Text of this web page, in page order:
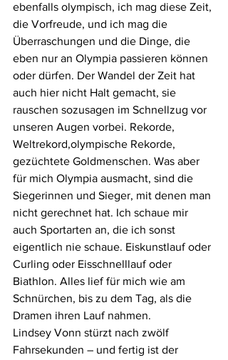
ebenfalls olympisch, ich mag diese Zeit,
die Vorfreude, und ich mag die
Überraschungen und die Dinge, die
eben nur an Olympia passieren können
oder dürfen. Der Wandel der Zeit hat
auch hier nicht Halt gemacht, sie
rauschen sozusagen im Schnellzug vor
unseren Augen vorbei. Rekorde,
Weltrekord,olympische Rekorde,
gezüchtete Goldmenschen. Was aber
für mich Olympia ausmacht, sind die
Siegerinnen und Sieger, mit denen man
nicht gerechnet hat. Ich schaue mir
auch Sportarten an, die ich sonst
eigentlich nie schaue. Eiskunstlauf oder
Curling oder Eisschnelllauf oder
Biathlon. Alles lief für mich wie am
Schnürchen, bis zu dem Tag, als die
Dramen ihren Lauf nahmen.
Lindsey Vonn stürzt nach zwölf
Fahrsekunden – und fertig ist der